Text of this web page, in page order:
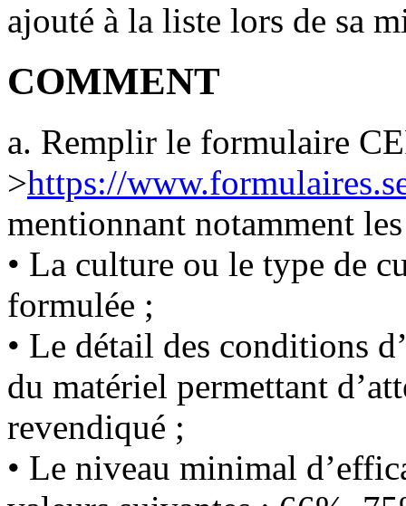
ajouté à la liste lors de sa
COMMENT
a. Remplir le formulaire
>https://
mentionnant notamment
• La culture ou le type de
formulée ;
• Le détail des conditions
du matériel permettant
revendiqué ;
• Le niveau minimal